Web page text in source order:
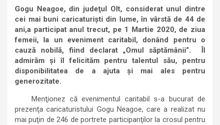
Gogu Neagoe, din judeţul Olt, considerat unul dintre
cei mai buni caricaturişti din lume, în vârstă de 44 de
ani,a participat anul trecut, pe 1 Martie 2020, de ziua
femeii, la un eveniment caritabil, donând pentru o
cauză nobilă, fiind declarat „Omul săptămânii”.Îl
admirăm şi îl felicităm pentru talentul său, pentru
disponibilitatea de a ajuta şi mai ales pentru
generozitate.
Menţionez că evenimentul caritabil s-a bucurat de
prezenţa caricaturistului Gogu Neagoe, care a realizat nu
mai puţin de 246 de portrete participanţilor la crosul pentru